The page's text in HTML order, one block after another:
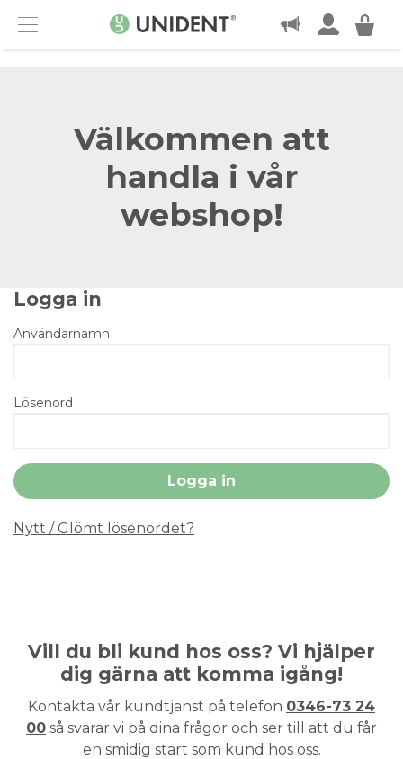
Menu
KONTAKT
Välkommen att
handla i vår
webshop!
Logga in
Användarnamn
Lösenord
Nytt / Glömt lösenordet?
Vill du bli kund hos oss? Vi hjälper
dig gärna att komma igång!
Kontakta vår kundtjänst på telefon 0346-73 24
00 så svarar vi på dina frågor och ser till att du får
en smidig start som kund hos oss.